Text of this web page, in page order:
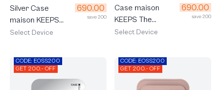
Silver Case
maison KEEPS
The Pacific
690.00
save 200
Select Device
Case maison
KEEPS The
Fundamental
690.00
save 200
Select Device
CODE: EOSS200
GET 200.- OFF
CODE: EOSS200
GET 200.- OFF